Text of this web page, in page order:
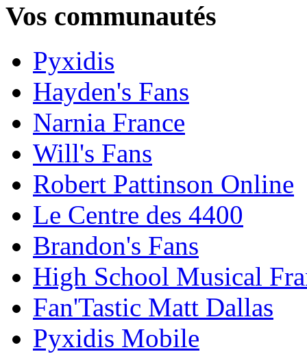
Vos communautés
Pyxidis
Hayden's Fans
Narnia France
Will's Fans
Robert Pattinson Online
Le Centre des 4400
Brandon's Fans
High School Musical
Fan'Tastic Matt Dallas
Pyxidis Mobile